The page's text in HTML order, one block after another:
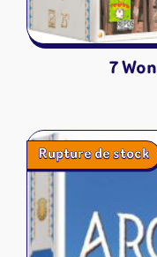
7
Rupture de stock